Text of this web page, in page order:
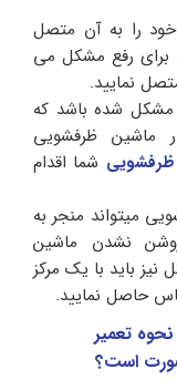
را به آن متصل
برای رفع مشکل می
نمایید.
مشکل شده باشد که
ماشین ظرفشویی
شما اقدام
میتواند منجر به
نشدن ماشین
باید با یک مرکز
حاصل نمایید.
تعمیر
است؟